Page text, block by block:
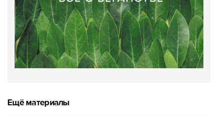
Ещё материалы